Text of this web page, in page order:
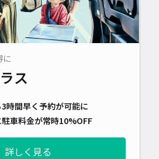
に
ス
時間早く予約が可能に
車料金が常時10%OFF
詳しく見る